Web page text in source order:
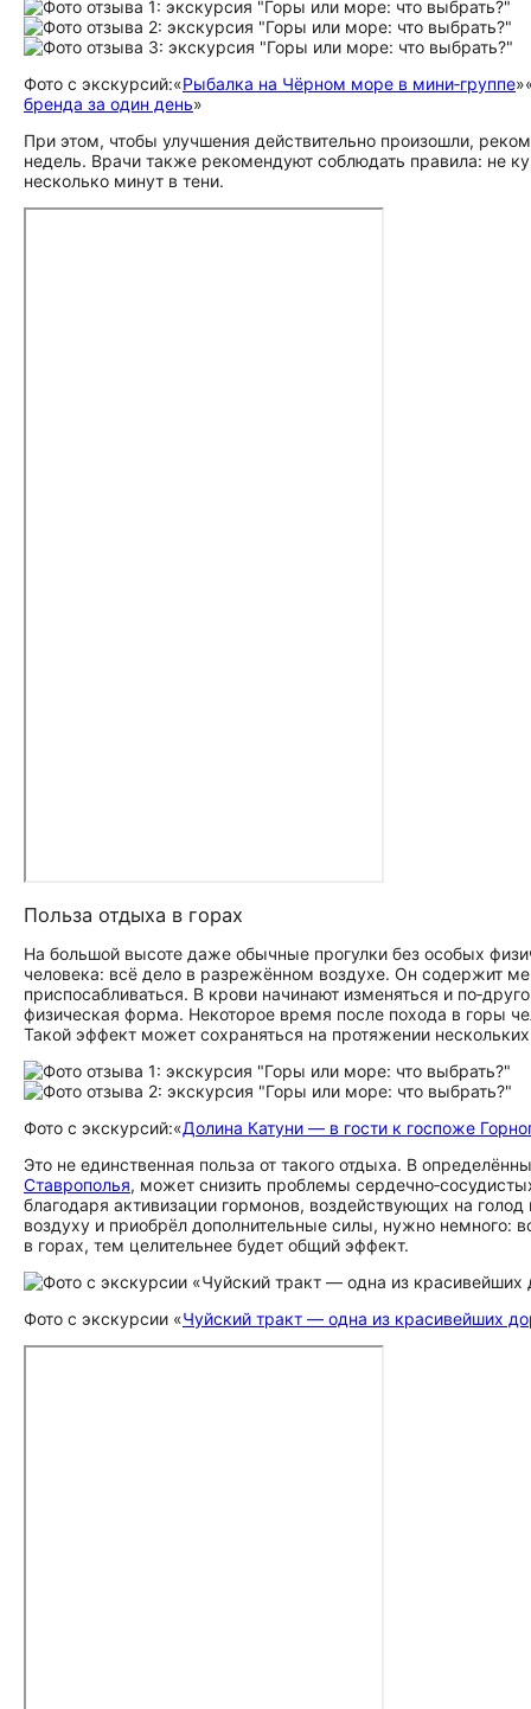
Фото с экскурсий:«Рыбалка на Чёрном море в мини‑группе»
бренда за один день»
При этом, чтобы улучшения действительно произошли,
недель. Врачи также рекомендуют соблюдать правила: не
несколько минут в тени.
Польза отдыха в горах
На большой высоте даже обычные прогулки без особых
человека: всё дело в разрежённом воздухе. Он содержит
приспосабливаться. В крови начинают изменяться и
физическая форма. Некоторое время после похода в горы
Такой эффект может сохраняться на протяжении
Фото с экскурсий:«Долина Катуни — в гости к госпоже
Это не единственная польза от такого отдыха. В
Ставрополья, может снизить проблемы
благодаря активизации гормонов, воздействующих на
воздуху и приобрёл дополнительные силы, нужно немного:
в горах, тем целительнее будет общий эффект.
Фото с экскурсии «Чуйский тракт — одна из красивейших